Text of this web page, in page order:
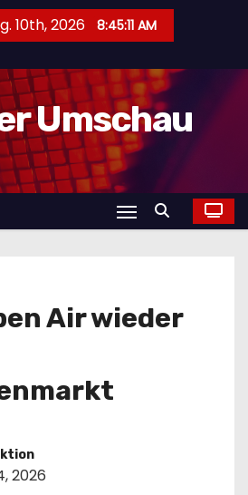
10th, 2026 8:45:12 AM
Umschau
Air wieder
2026